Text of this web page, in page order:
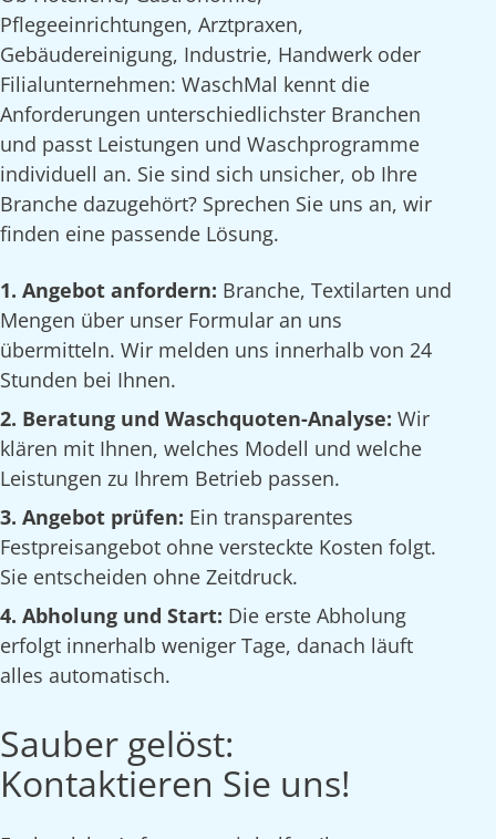
Pflegeeinrichtungen, Arztpraxen,
Gebäudereinigung, Industrie, Handwerk oder
Filialunternehmen: WaschMal kennt die
Anforderungen unterschiedlichster Branchen
und passt Leistungen und Waschprogramme
individuell an. Sie sind sich unsicher, ob Ihre
Branche dazugehört? Sprechen Sie uns an, wir
finden eine passende Lösung.
1. Angebot anfordern: Branche, Textilarten und
Mengen über unser Formular an uns
übermitteln. Wir melden uns innerhalb von 24
Stunden bei Ihnen.
2. Beratung und Waschquoten-Analyse: Wir
klären mit Ihnen, welches Modell und welche
Leistungen zu Ihrem Betrieb passen.
3. Angebot prüfen: Ein transparentes
Festpreisangebot ohne versteckte Kosten folgt.
Sie entscheiden ohne Zeitdruck.
4. Abholung und Start: Die erste Abholung
erfolgt innerhalb weniger Tage, danach läuft
alles automatisch.
Sauber gelöst:
Kontaktieren Sie uns!